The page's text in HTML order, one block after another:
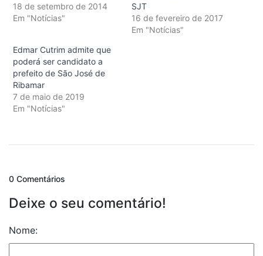
18 de setembro de 2014
Em "Notícias"
SJT
16 de fevereiro de 2017
Em "Notícias"
Edmar Cutrim admite que
poderá ser candidato a
prefeito de São José de
Ribamar
7 de maio de 2019
Em "Notícias"
0 Comentários
Deixe o seu comentário!
Nome: